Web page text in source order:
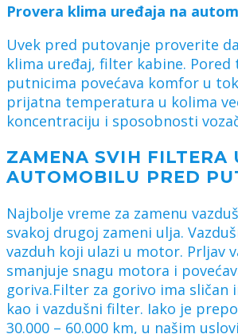
Provera klima uređaja na
Uvek pred putovanje proverite
klima uređaj, filter kabine. Pored
putnicima povećava komfor u
prijatna temperatura u kolima
koncentraciju i sposobnosti
ZAMENA SVIH FILTERA
AUTOMOBILU PRED
Najbolje vreme za zamenu
svakoj drugoj zameni ulja.
vazduh koji ulazi u motor. Prljav
smanjuje snagu motora i
goriva.Filter za gorivo ima sličan
kao i vazdušni filter. Iako je
30.000 – 60.000 km, u našim